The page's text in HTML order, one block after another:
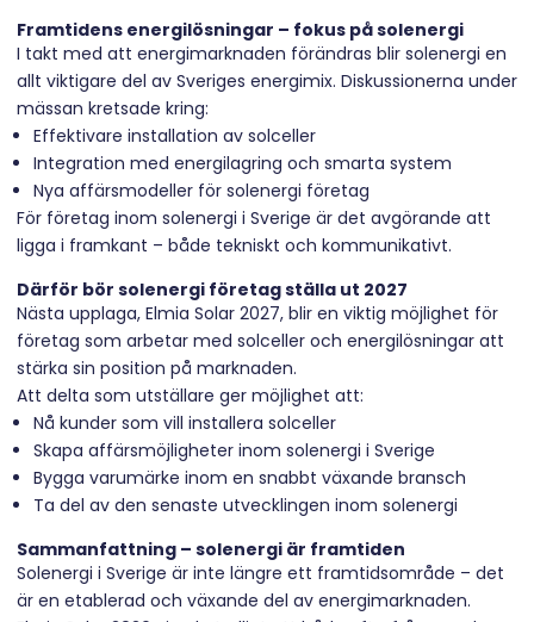
Framtidens energilösningar – fokus på solenergi
I takt med att energimarknaden förändras blir solenergi en
allt viktigare del av Sveriges energimix. Diskussionerna under
mässan kretsade kring:
Effektivare installation av solceller
Integration med energilagring och smarta system
Nya affärsmodeller för solenergi företag
För företag inom solenergi i Sverige är det avgörande att
ligga i framkant – både tekniskt och kommunikativt.
Därför bör solenergi företag ställa ut 2027
Nästa upplaga, Elmia Solar 2027, blir en viktig möjlighet för
företag som arbetar med solceller och energilösningar att
stärka sin position på marknaden.
Att delta som utställare ger möjlighet att:
Nå kunder som vill installera solceller
Skapa affärsmöjligheter inom solenergi i Sverige
Bygga varumärke inom en snabbt växande bransch
Ta del av den senaste utvecklingen inom solenergi
Sammanfattning – solenergi är framtiden
Solenergi i Sverige är inte längre ett framtidsområde – det
är en etablerad och växande del av energimarknaden.